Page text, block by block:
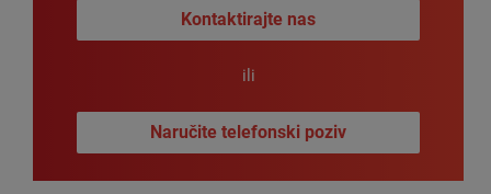
Kontaktirajte nas
ili
Naručite telefonski poziv